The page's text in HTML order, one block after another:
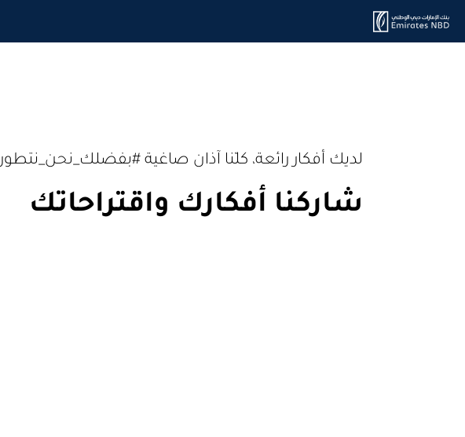
لديك أفكار رائعة، كلّنا آذان صاغية #بفضلك_نحن_نتطور
شاركنا أفكارك واقتراحاتك